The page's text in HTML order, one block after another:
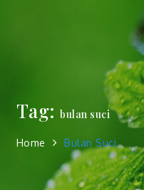
Tag: bulan suci
Home Bulan Suci